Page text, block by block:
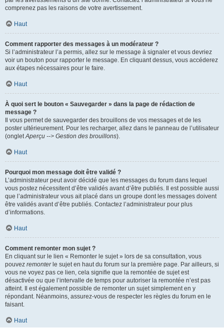
comprenez pas les raisons de votre avertissement.
Haut
Comment rapporter des messages à un modérateur ?
Si l’administrateur l’a permis, allez sur le message à signaler et vous devriez
voir un bouton pour rapporter le message. En cliquant dessus, vous accéderez
aux étapes nécessaires pour le faire.
Haut
À quoi sert le bouton « Sauvegarder » dans la page de rédaction de
message ?
Il vous permet de sauvegarder des brouillons de vos messages et de les
poster ultérieurement. Pour les recharger, allez dans le panneau de l’utilisateur
(ongletAperçu --> Gestion des brouillons).
Haut
Pourquoi mon message doit être validé ?
L’administrateur peut avoir décidé que les messages du forum dans lequel
vous postez nécessitent d’être validés avant d’être publiés. Il est possible aussi
que l’administrateur vous ait placé dans un groupe dont les messages doivent
être validés avant d’être publiés. Contactez l’administrateur pour plus
d’informations.
Haut
Comment remonter mon sujet ?
En cliquant sur le lien « Remonter le sujet » lors de sa consultation, vous
pouvez remonterle sujet en haut du forum sur la première page. Par ailleurs, si
vous ne voyez pas ce lien, cela signifie que la remontée de sujet est
désactivée ou que l’intervalle de temps pour autoriser la remontée n’est pas
atteint. Il est également possible de remonter un sujet simplement en y
répondant. Néanmoins, assurez-vous de respecter les règles du forum en le
faisant.
Haut